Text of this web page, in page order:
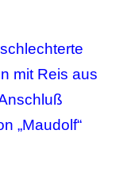
mit Reis aus
„Maudolf“